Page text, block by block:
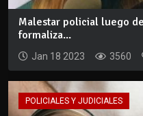
Malestar policial luego
formaliza...
Jan 18 2023 3560
POLICIALES Y JUDICIALES